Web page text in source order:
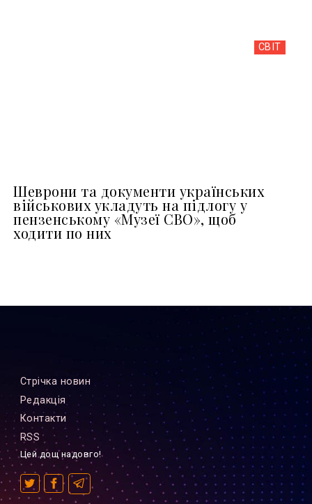
СВІТ
Шеврони та документи українських
військових укладуть на підлогу у
пензенському «Музеї СВО», щоб
ходити по них
Стрiчка новин
Редакцiя
Контакти
RSS
Цей дощ надовго!